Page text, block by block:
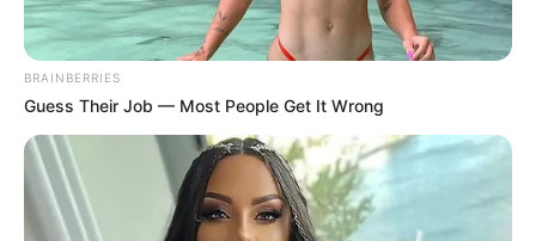
As marmitinhas recheadas de doces, muito
comuns nasfestas infantis, podem receber uma
Você pode revestir a tampa delas com tecido
chita e fazer a decoração com mini chapéus de
BRAINBERRIES
Guess Their Job — Most People Get It Wrong